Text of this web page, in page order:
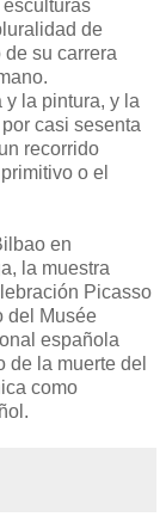
de
su carrera
la pintura, y la
casi sesenta
recorrido
o el
en
la muestra
Picasso
del Musée
española
de la muerte del
como